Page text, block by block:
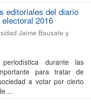
editoriales del diario
2016
Jaime Bausate y
durante las
para tratar de
a votar por cierto
...